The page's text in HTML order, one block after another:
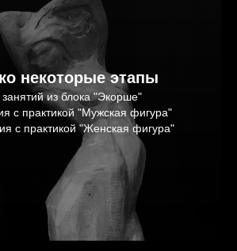
некоторые этапы
из блока "Экорше"
с практикой "Мужская фигура"
с практикой "Женская фигура"